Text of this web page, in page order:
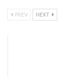
PREV NEXT